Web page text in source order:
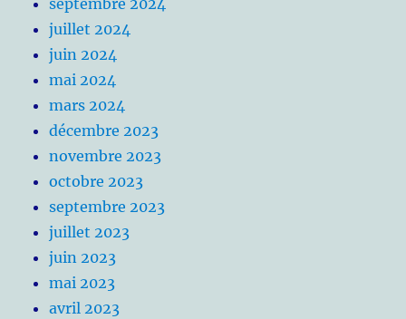
septembre 2024
juillet 2024
juin 2024
mai 2024
mars 2024
décembre 2023
novembre 2023
octobre 2023
septembre 2023
juillet 2023
juin 2023
mai 2023
avril 2023